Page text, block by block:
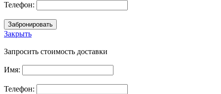
Телефон:
Закрыть
Запросить стоимость доставки
Имя:
Телефон: